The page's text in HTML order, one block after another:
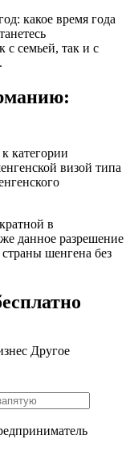
какое время года
с семьей, так и с
категории
визой типа
в
данное разрешение
шенгена без
Другое